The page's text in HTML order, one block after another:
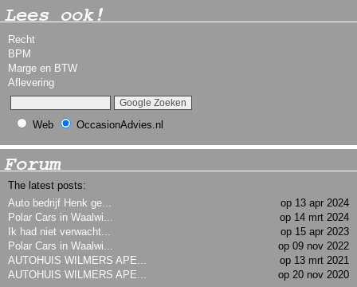
Lees ook!
Recht
BPM
Marge en BTW
Aflevering
Web OccasionAdvies.nl
Forum
The latest posts:
op 13 apr 2024
Auto bedrijf Henk ge...
op 14 mrt 2024
Polar Cars in Waalwi...
op 15 apr 2023
Ik had niet verwacht...
op 09 nov 2022
Polar Cars in Waalwi...
op 13 mrt 2021
AUTOHUIS WILMERS APE...
op 20 nov 2020
AUTOHUIS WILMERS APE...